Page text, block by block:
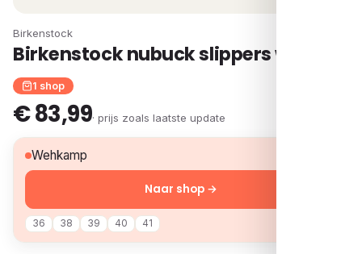
Birkenstock
Birkenstock nubuck slippers wit
1 shop
€ 83,99· prijs zoals laatste update
Wehkamp
36 38 39 40 41
Naar shop →